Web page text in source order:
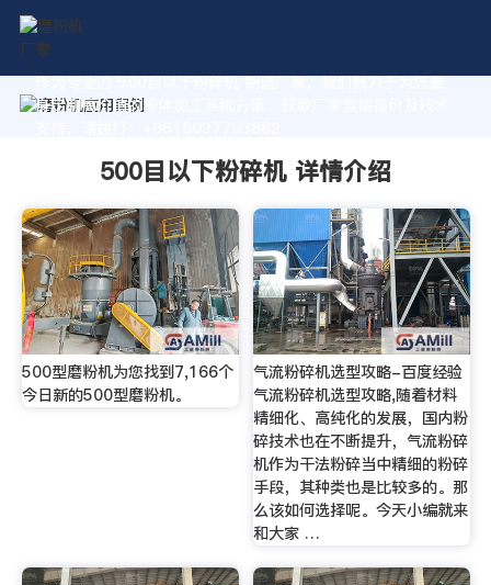
作为专业的 500目以下粉碎机 制造厂家，我们致力于为您量
身定制高价值的粉体加工系统方案。获取厂家直销报价及技术
500目以下粉碎机 详情介绍
500型磨粉机为您找到7,166个
今日新的500型磨粉机。
气流粉碎机选型攻略-百度经验
气流粉碎机选型攻略,随着材料
精细化、高纯化的发展，国内粉
碎技术也在不断提升，气流粉碎
机作为干法粉碎当中精细的粉碎
手段，其种类也是比较多的。那
么该如何选择呢。今天小编就来
和大家 …